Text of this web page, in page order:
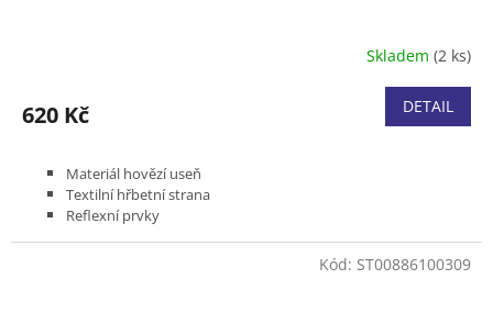
Skladem (2 ks)
620 Kč DETAIL
Materiál hovězí useň
Textilní hřbetní strana
Reflexní prvky
Kód: ST00886100309